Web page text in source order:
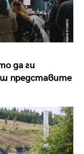
да ги
представите